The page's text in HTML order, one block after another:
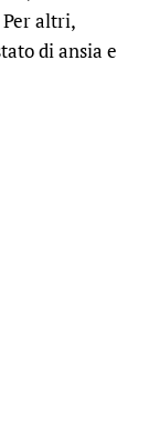
altri,
di ansia e